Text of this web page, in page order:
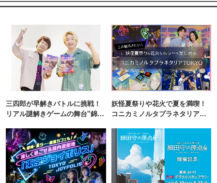
三四郎が早解きバトルに挑戦！
リアル謎解きゲームの舞台"錦糸
妖怪夏祭りや花火で夏を満喫！
コニカミノルタプラネタリア